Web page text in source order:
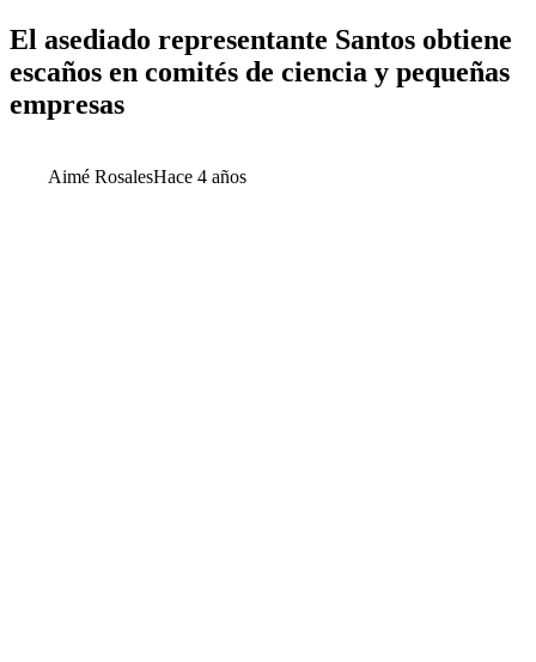
El asediado representante Santos obtiene
escaños en comités de ciencia y pequeñas
empresas
Aimé RosalesHace 4 años